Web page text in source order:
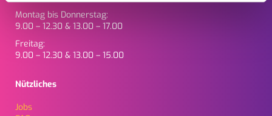
Montag bis Donnerstag:
9.00 – 12.30 & 13.00 – 17.00
Freitag:
9.00 – 12.30 & 13.00 – 15.00
Nützliches
Jobs